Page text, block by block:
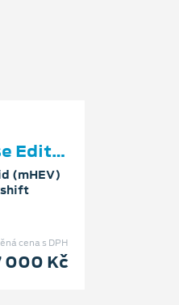
Ford Puma Bluecruise Edition
(mHEV)
cena s DPH
000 Kč